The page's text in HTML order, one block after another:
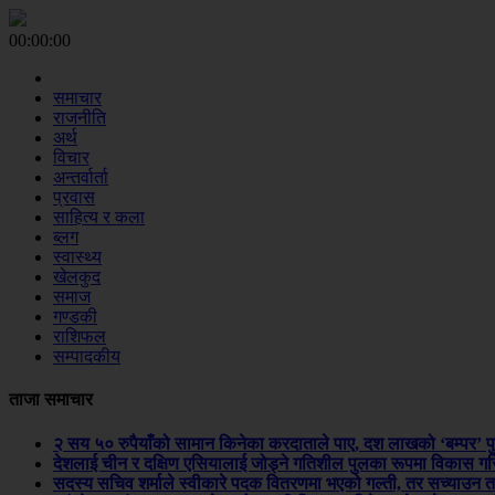
00:00:00
समाचार
राजनीति
अर्थ
विचार
अन्तर्वार्ता
प्रवास
साहित्य र कला
ब्लग
स्वास्थ्य
खेलकुद
समाज
गण्डकी
राशिफल
सम्पादकीय
ताजा समाचार
२ सय ५० रुपैयाँको सामान किनेका करदाताले पाए, दश लाखको ‘बम्पर’
देशलाई चीन र दक्षिण एसियालाई जोड्ने गतिशील पुलका रूपमा विकास
सदस्य सचिव शर्माले स्वीकारे पदक वितरणमा भएको गल्ती, तर सच्याउन